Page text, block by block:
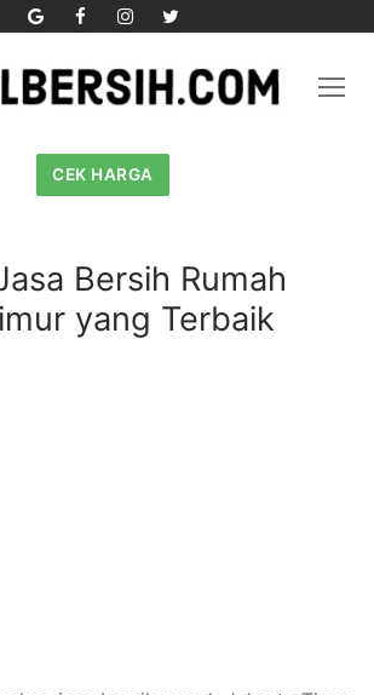
CEK HARGA
Bersih Rumah
yang Terbaik